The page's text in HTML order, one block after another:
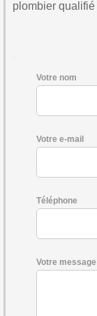
plombier
Votre nom
Votre e-mail
Téléphone
Votre message